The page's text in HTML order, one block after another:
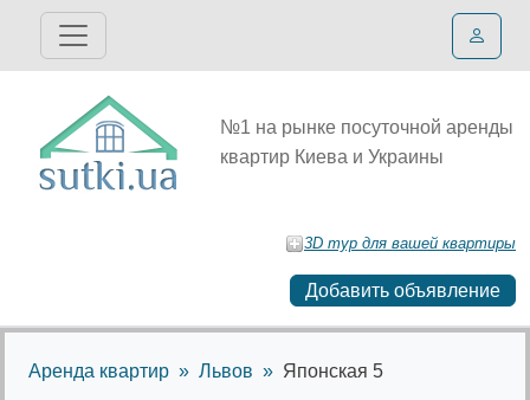
№1 на рынке посуточной аренды
квартир Киева и Украины
3D тур для вашей квартиры
Добавить объявление
Аренда квартир Львов Японская 5